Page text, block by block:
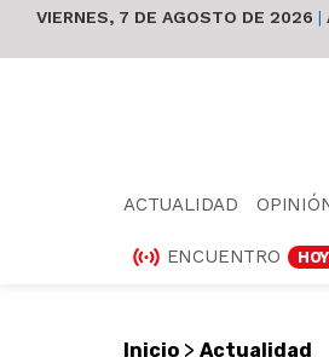
VIERNES, 7 DE AGOSTO DE 2026 |
ACTUALIDAD
ENCUENTRO HOY
Inicio > Actualidad